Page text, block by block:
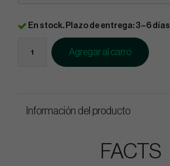
En stock. Plazo de entrega: 3–6 días
Agregar al carro
Información del producto
FACTS